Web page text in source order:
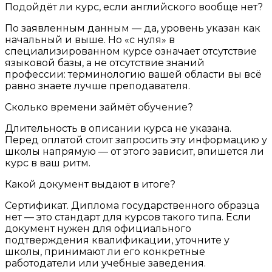
Подойдёт ли курс, если английского вообще нет?
По заявленным данным — да, уровень указан как
начальный и выше. Но «с нуля» в
специализированном курсе означает отсутствие
языковой базы, а не отсутствие знаний
профессии: терминологию вашей области вы всё
равно знаете лучше преподавателя.
Сколько времени займёт обучение?
Длительность в описании курса не указана.
Перед оплатой стоит запросить эту информацию у
школы напрямую — от этого зависит, впишется ли
курс в ваш ритм.
Какой документ выдают в итоге?
Сертификат. Диплома государственного образца
нет — это стандарт для курсов такого типа. Если
документ нужен для официального
подтверждения квалификации, уточните у
школы, принимают ли его конкретные
работодатели или учебные заведения.